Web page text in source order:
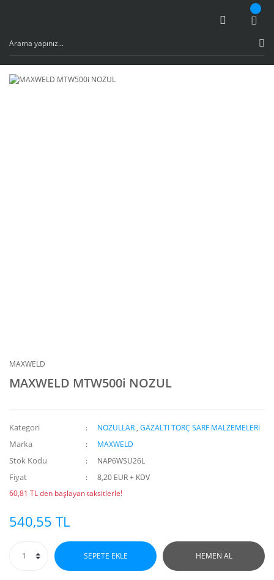
MAXWELD
MAXWELD MTW500i NOZUL
Kategori NOZULLAR ,GAZALTI TORÇ SARF MALZEMELERİ
Marka MAXWELD
Stok Kodu NAP6WSU26L
Fiyat
8,20 EUR + KDV
60,81 TL den başlayan taksitlerle!
540,55 TL
SEPETE EKLE HEMEN AL